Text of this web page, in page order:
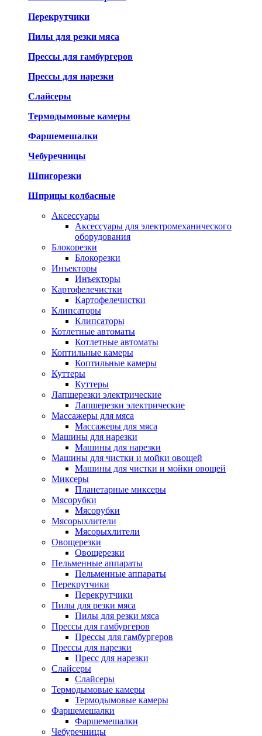
Перекрутчики
Пилы для резки мяса
Прессы для гамбургеров
Прессы для нарезки
Слайсеры
Термодымовые камеры
Фаршемешалки
Чебуречницы
Шпигорезки
Шприцы колбасные
Аксессуары
Аксессуары для электромеханического
оборудования
Блокорезки
Блокорезки
Инъекторы
Инъекторы
Картофелечистки
Картофелечистки
Клипсаторы
Клипсаторы
Котлетные автоматы
Котлетные автоматы
Коптильные камеры
Коптильные камеры
Куттеры
Куттеры
Лапшерезки электрические
Лапшерезки электрические
Массажеры для мяса
Массажеры для мяса
Машины для нарезки
Машины для нарезки
Машины для чистки и мойки овощей
Машины для чистки и мойки овощей
Миксеры
Планетарные миксеры
Мясорубки
Мясорубки
Мясорыхлители
Мясорыхлители
Овощерезки
Овощерезки
Пельменные аппараты
Пельменные аппараты
Перекрутчики
Перекрутчики
Пилы для резки мяса
Пилы для резки мяса
Прессы для гамбургеров
Прессы для гамбургеров
Прессы для нарезки
Пресс для нарезки
Слайсеры
Слайсеры
Термодымовые камеры
Термодымовые камеры
Фаршемешалки
Фаршемешалки
Чебуречницы